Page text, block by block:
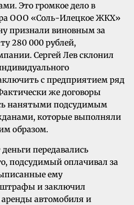
Это громкое дело в
ООО «Соль-Илецкое ЖКХ»
признали виновным за
280 000 рублей,
Сергей Лев склонил
с предприятием ряд
же договоры
нанятыми подсудимым
которые выполняли
образом.
передавались
подсудимый оплачивал за
ему
и заключил
автомобиля и